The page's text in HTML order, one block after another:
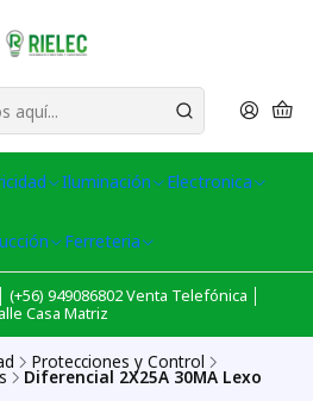
Iluminación Electronica
Ferreteria
949086802 Venta Telefónica │
Casa Matriz
Protecciones y Control
Diferencial 2X25A 30MA Lexo